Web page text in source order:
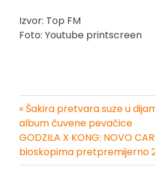
Izvor: Top FM
Foto: Youtube printscreen
Kretanje
članka
« Šakira pretvara suze u
album čuvene pevačice
GODZILA X KONG: NOVO
bioskopima pretpremijerno